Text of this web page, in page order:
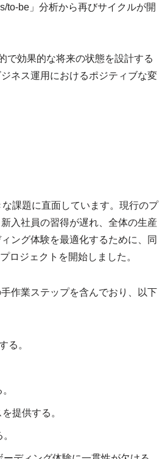
to-be」分析から再びサイクルが開
で効果的な将来の状態を設計する
ネス運用におけるポジティブな変
課題に直面しています。現行のプ
入社員の習得が遅れ、全体の生産
ング体験を最適化するために、同
ロジェクトを開始しました。
作業ステップを含んでおり、以下
る。
提供する。